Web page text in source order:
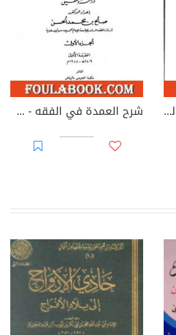
اقتضاء الصراط المستقيم لمخالفة أصحاب الجحيم - المجلد الأول شرح العمدة في الفقه - كتاب الحج - الجزء الأول